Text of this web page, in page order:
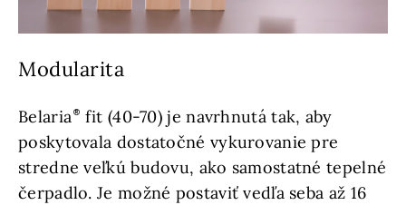
Modularita
Belaria
fit (40-70) je navrhnutá tak, aby
poskytovala dostatočné vykurovanie pre
stredne veľkú budovu, ako samostatné tepelné
čerpadlo. Je možné postaviť vedľa seba až 16